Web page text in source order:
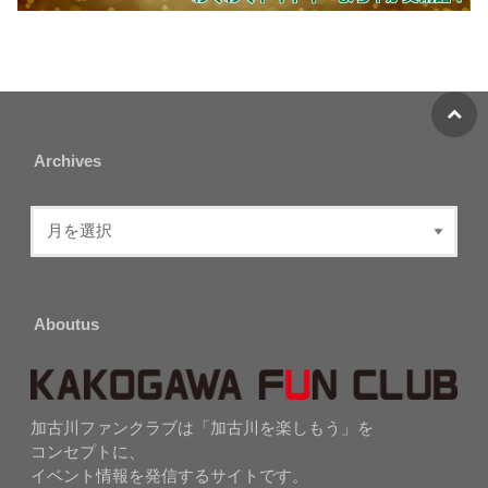
Archives
Aboutus
加古川ファンクラブは「加古川を楽しもう」を
コンセプトに、
イベント情報を発信するサイトです。